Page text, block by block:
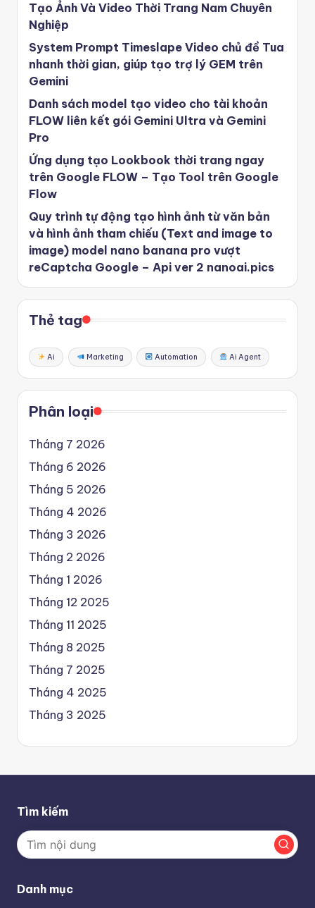
Tạo Ảnh Và Video Thời Trang Nam Chuyên
Nghiệp
System Prompt Timeslape Video chủ đề Tua
nhanh thời gian, giúp tạo trợ lý GEM trên
Gemini
Danh sách model tạo video cho tài khoản
FLOW liên kết gói Gemini Ultra và Gemini
Pro
Ứng dụng tạo Lookbook thời trang ngay
trên Google FLOW – Tạo Tool trên Google
Flow
Quy trình tự động tạo hình ảnh từ văn bản
và hình ảnh tham chiếu (Text and image to
image) model nano banana pro vượt
reCaptcha Google – Api ver 2 nanoai.pics
Thẻ tag
Ai Marketing Automation Ai Agent
Phân loại
Tháng 7 2026
Tháng 6 2026
Tháng 5 2026
Tháng 4 2026
Tháng 3 2026
Tháng 2 2026
Tháng 1 2026
Tháng 12 2025
Tháng 11 2025
Tháng 8 2025
Tháng 7 2025
Tháng 4 2025
Tháng 3 2025
Tìm kiếm
Danh mục